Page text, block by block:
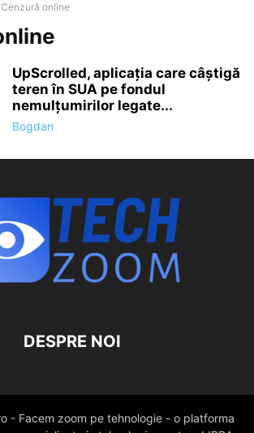
Cenzură online
UpScrolled, aplicația care câștigă
teren în SUA pe fondul
nemulțumirilor legate...
Bogdan
DESPRE NOI
- Facem zoom pe tehnologie - o platforma